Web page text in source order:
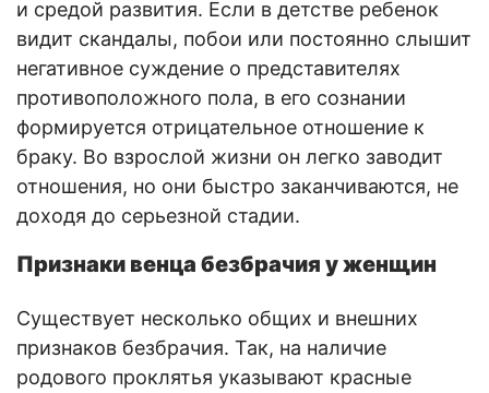
и средой развития. Если в детстве ребенок
видит скандалы, побои или постоянно слышит
негативное суждение о представителях
противоположного пола, в его сознании
формируется отрицательное отношение к
браку. Во взрослой жизни он легко заводит
отношения, но они быстро заканчиваются, не
доходя до серьезной стадии.
Признаки венца безбрачия у женщин
Существует несколько общих и внешних
признаков безбрачия. Так, на наличие
родового проклятья указывают красные